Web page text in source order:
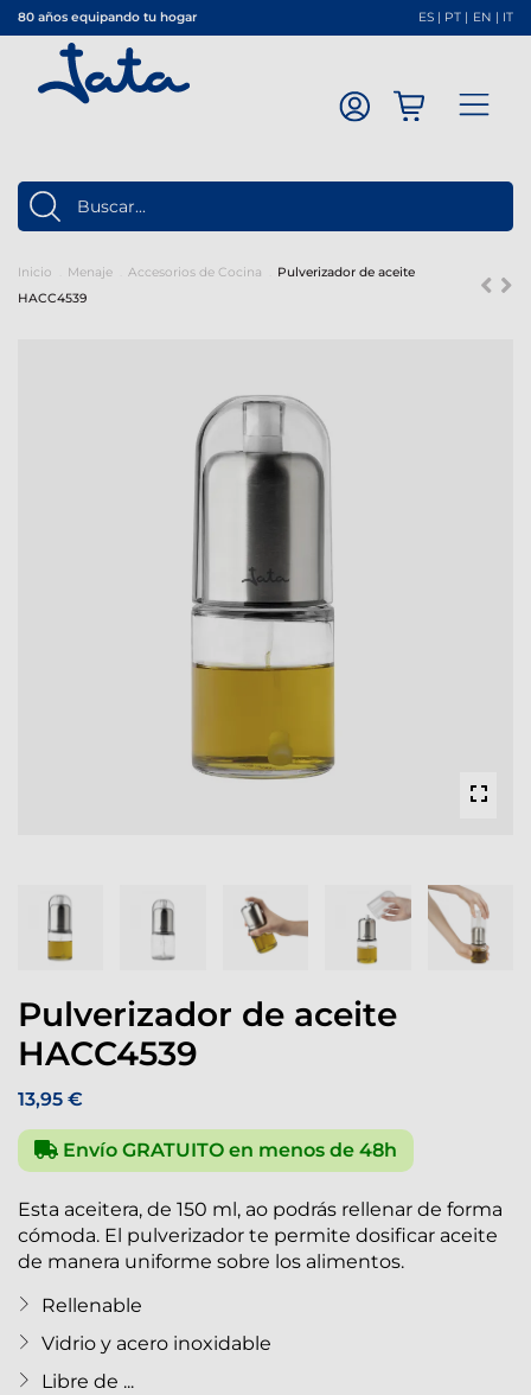
80 años equipando tu hogar ES | PT | EN | IT
Inicio Menaje Accesorios de Cocina
Pulverizador de aceite
HACC4539
Pulverizador de aceite
HACC4539
13,95 €
Envío GRATUITO en menos de 48h
Esta aceitera, de 150 ml, ao podrás rellenar de forma
cómoda. El pulverizador te permite dosificar aceite
de manera uniforme sobre los alimentos.
Rellenable
Vidrio y acero inoxidable
Libre de ...